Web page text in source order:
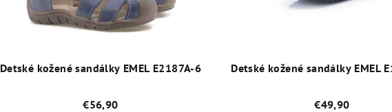
Detské kožené sandálky EMEL E2187A-6
€56,90
Detské kožené sandálky EMEL
€49,90